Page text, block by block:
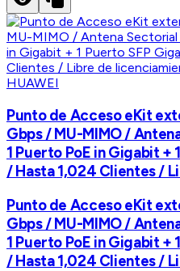
HUAWEI
Punto de Acceso eKit
Gbps / MU-MIMO /
1 Puerto PoE in Gigabit +
/ Hasta 1,024 Clientes /
Punto de Acceso eKit
Gbps / MU-MIMO /
1 Puerto PoE in Gigabit +
/ Hasta 1,024 Clientes /